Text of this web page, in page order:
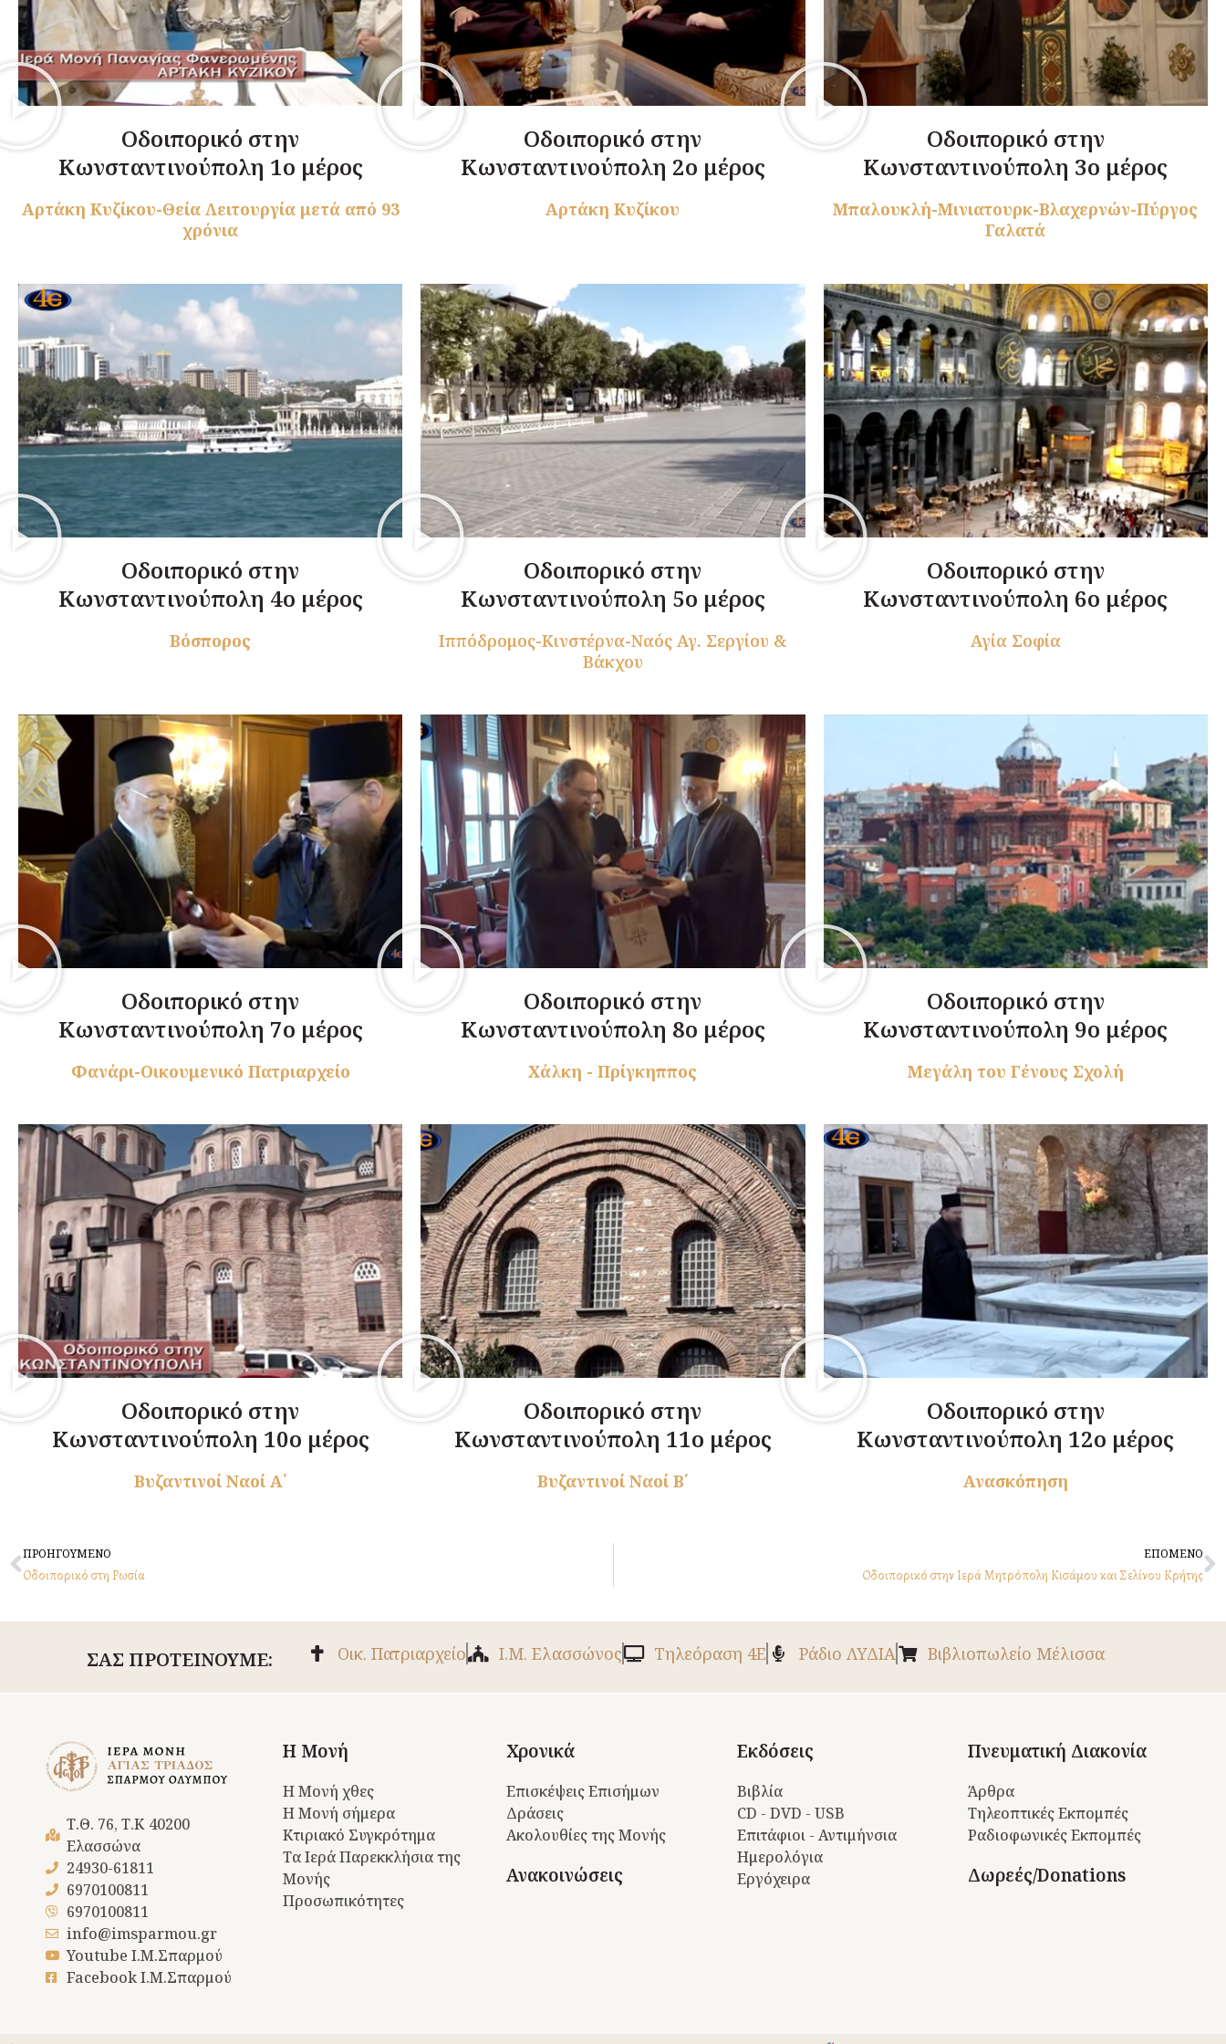
Οδοιπορικό στην
Κωνσταντινούπολη 1ο μέρος
Αρτάκη Κυζίκου-Θεία Λειτουργία μετά από 93
χρόνια
Οδοιπορικό στην
Κωνσταντινούπολη 2ο μέρος
Αρτάκη Κυζίκου
Οδοιπορικό στην
Κωνσταντινούπολη 3ο μέρος
Μπαλουκλή-Μινιατουρκ-Βλαχερνών-Πύργος
Γαλατά
Οδοιπορικό στην
Κωνσταντινούπολη 4ο μέρος
Βόσπορος
Οδοιπορικό στην
Κωνσταντινούπολη 5ο μέρος
Ιππόδρομος-Κινστέρνα-Ναός Αγ. Σεργίου &
Βάκχου
Οδοιπορικό στην
Κωνσταντινούπολη 6ο μέρος
Αγία Σοφία
Οδοιπορικό στην
Κωνσταντινούπολη 7ο μέρος
Φανάρι-Οικουμενικό Πατριαρχείο
Οδοιπορικό στην
Κωνσταντινούπολη 8ο μέρος
Χάλκη - Πρίγκηππος
Οδοιπορικό στην
Κωνσταντινούπολη 9ο μέρος
Μεγάλη του Γένους Σχολή
Οδοιπορικό στην
Κωνσταντινούπολη 10ο μέρος
Βυζαντινοί Ναοί Α΄
Οδοιπορικό στην
Κωνσταντινούπολη 11ο μέρος
Βυζαντινοί Ναοί Β΄
Οδοιπορικό στην
Κωνσταντινούπολη 12ο μέρος
Ανασκόπηση
Prev
ΠΡΟΗΓΟΥΜΕΝΟ
Οδοιπορικό στη Ρωσία
ΕΠΟΜΕΝΟ
Οδοιπορικό στην Ιερά Μητρόπολη Κισάμου και Σελίνου Κρήτης
ΣΑΣ ΠΡΟΤΕΙΝΟΥΜΕ: Οικ. Πατριαρχείο Ι.Μ. Ελασσώνος Tηλεόραση 4Ε Ράδιο ΛΥΔΙΑ Βιβλιοπωλείο Μέλισσα
Τ.Θ. 76, Τ.Κ 40200
Ελασσώνα
24930-61811
6970100811
6970100811
info@imsparmou.gr
Youtube Ι.Μ.Σπαρμού
Facebook Ι.Μ.Σπαρμού
Η Μονή
Η Μονή χθες
Η Μονή σήμερα
Κτιριακό Συγκρότημα
Τα Ιερά Παρεκκλήσια της
Μονής
Προσωπικότητες
Χρονικά
Επισκέψεις Επισήμων
Δράσεις
Ακολουθίες της Μονής
Ανακοινώσεις
Εκδόσεις
Βιβλία
CD - DVD - USB
Επιτάφιοι - Αντιμήνσια
Ημερολόγια
Εργόχειρα
Πνευματική Διακονία
Άρθρα
Τηλεοπτικές Εκπομπές
Ραδιοφωνικές Εκπομπές
Δωρεές/Donations